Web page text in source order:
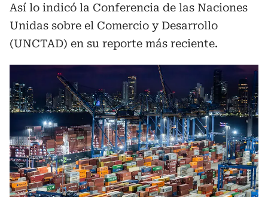
Así lo indicó la Conferencia de las Naciones
Unidas sobre el Comercio y Desarrollo
(UNCTAD) en su reporte más reciente.